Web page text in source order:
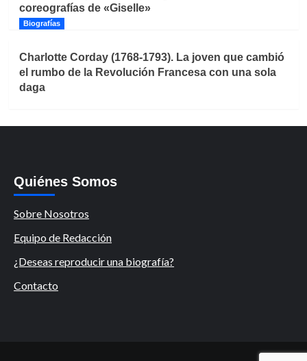
coreografías de «Giselle»
Biografías
Charlotte Corday (1768-1793). La joven que cambió
el rumbo de la Revolución Francesa con una sola
daga
Quiénes Somos
Sobre Nosotros
Equipo de Redacción
¿Deseas reproducir una biografía?
Contacto